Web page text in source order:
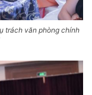
trách văn phòng chính